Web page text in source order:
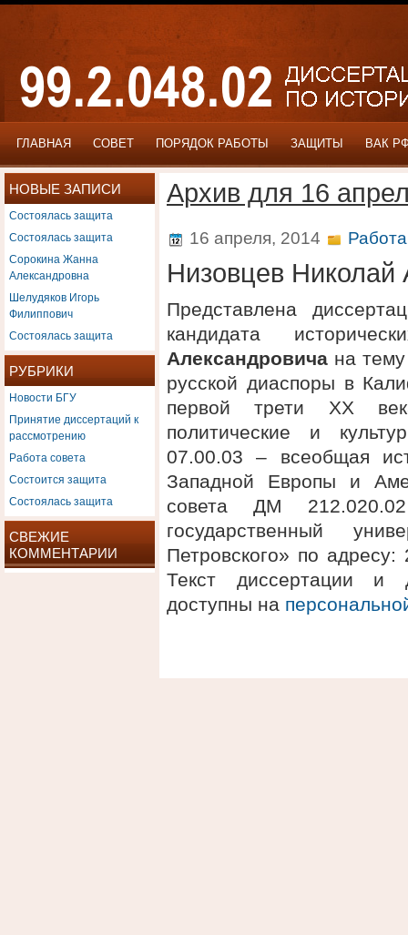
ГЛАВНАЯ СОВЕТ ПОРЯДОК РАБОТЫ ЗАЩИТЫ ВАК
НОВЫЕ ЗАПИСИ
Состоялась защита
Состоялась защита
Сорокина Жанна
Александровна
Шелудяков Игорь
Филиппович
Состоялась защита
РУБРИКИ
Новости БГУ
Принятие диссертаций к
рассмотрению
Работа совета
Состоится защита
Состоялась защита
СВЕЖИЕ
КОММЕНТАРИИ
Архив для 16
16 апреля, 2014
Низовцев Николай
Представлена
кандидата
Александровича на
русской диаспоры в
первой трети XX
политические и
07.00.03 – всеобщая
Западной Европы и
совета ДМ
государственный
Петровского» по
Текст диссертации и
доступны на